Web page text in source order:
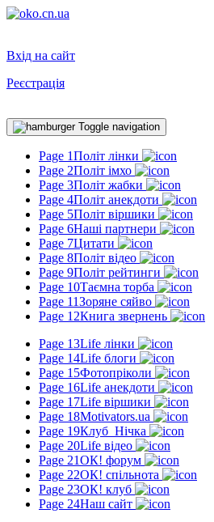
Вхід на сайт
Реєстрація
Toggle navigation
Page 1Політ лінки
Page 2Політ імхо
Page 3Політ жабки
Page 4Політ анекдоти
Page 5Політ віршики
Page 6Наші партнери
Page 7Цитати
Page 8Політ відео
Page 9Політ рейтинги
Page 10Таємна торба
Page 11Зоряне сяйво
Page 12Книга звернень
Page 13Life лінки
Page 14Life блоги
Page 15Фотопріколи
Page 16Life анекдоти
Page 17Life віршики
Page 18Motivators.ua
Page 19Клуб_Нічка
Page 20Life відео
Page 21ОК! форум
Page 22ОК! спільнота
Page 23ОК! клуб
Page 24Наш сайт